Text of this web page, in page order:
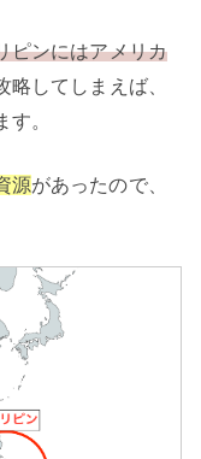
ピンにはアメリカ
してしまえば、
。
源があったので、